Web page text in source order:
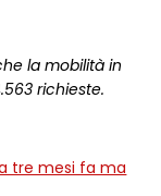
la mobilità in
richieste.
tre mesi fa ma